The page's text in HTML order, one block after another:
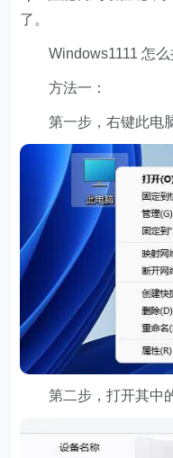
了。
Windows1111 怎么
方法一：
第一步，右键此电脑
第二步，打开其中的